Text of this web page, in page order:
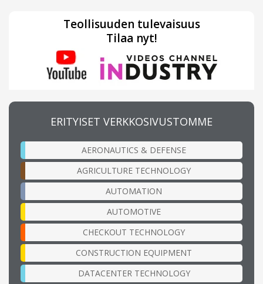
Teollisuuden tulevaisuus
Tilaa nyt!
ERITYISET VERKKOSIVUSTOMME
AERONAUTICS & DEFENSE
AGRICULTURE TECHNOLOGY
AUTOMATION
AUTOMOTIVE
CHECKOUT TECHNOLOGY
CONSTRUCTION EQUIPMENT
DATACENTER TECHNOLOGY